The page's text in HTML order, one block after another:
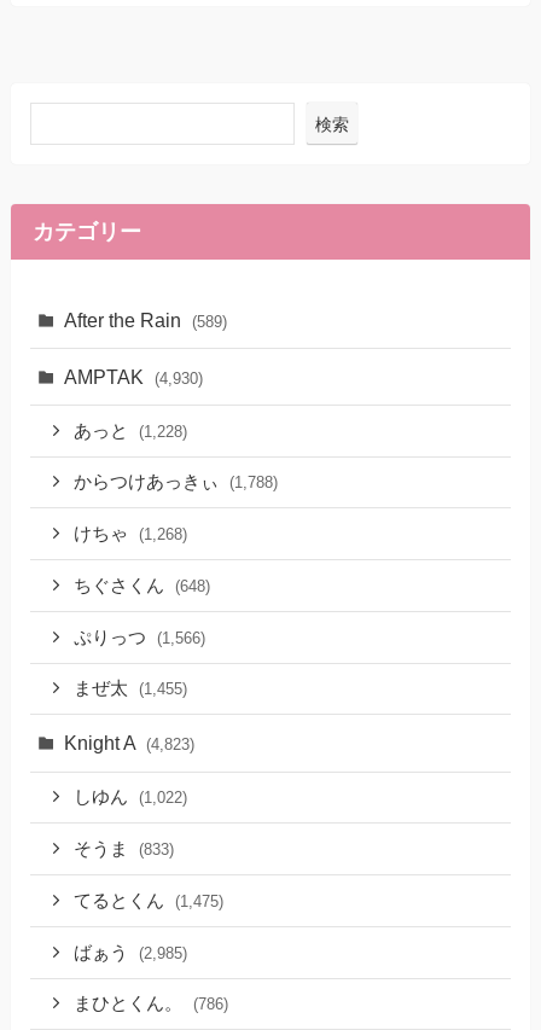
検索
カテゴリー
After the Rain (589)
AMPTAK (4,930)
あっと (1,228)
からつけあっきぃ (1,788)
けちゃ (1,268)
ちぐさくん (648)
ぷりっつ (1,566)
まぜ太 (1,455)
Knight A (4,823)
しゆん (1,022)
そうま (833)
てるとくん (1,475)
ばぁう (2,985)
まひとくん。 (786)